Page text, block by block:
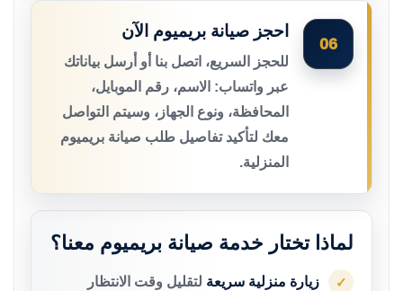
06
احجز صيانة بريميوم الآن
للحجز السريع، اتصل بنا أو أرسل بياناتك
عبر واتساب: الاسم، رقم الموبايل،
المحافظة، ونوع الجهاز، وسيتم التواصل
معك لتأكيد تفاصيل طلب صيانة بريميوم
المنزلية.
لماذا تختار خدمة صيانة بريميوم معنا؟
✓ زيارة منزلية سريعة لتقليل وقت الانتظار